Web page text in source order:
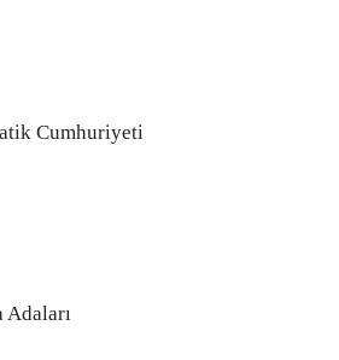
Cumhuriyeti
Adaları